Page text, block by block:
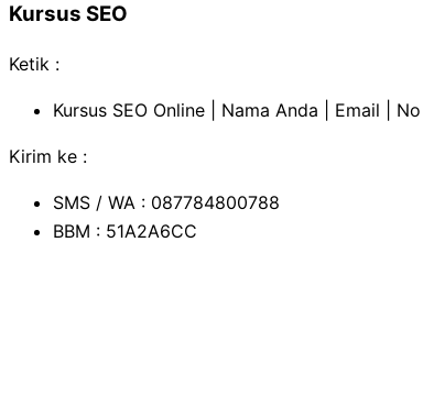
Kursus SEO
Ketik :
Kursus SEO Online | Nama Anda | Email |
Kirim ke :
SMS / WA : 087784800788
BBM : 51A2A6CC